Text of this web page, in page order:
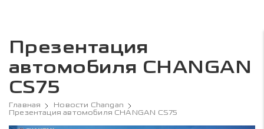
Презентация
автомобиля CHANGAN
CS75
Главная
Новости Changan
Презентация автомобиля CHANGAN CS75